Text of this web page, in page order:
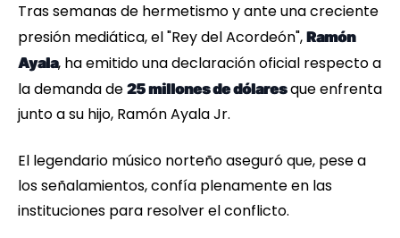
Tras semanas de hermetismo y ante una creciente
presión mediática, el "Rey del Acordeón", Ramón
Ayala, ha emitido una declaración oficial respecto a
la demanda de 25 millones de dólaresque enfrenta
junto a su hijo, Ramón Ayala Jr.
El legendario músico norteño aseguró que, pese a
los señalamientos, confía plenamente en las
instituciones para resolver el conflicto.